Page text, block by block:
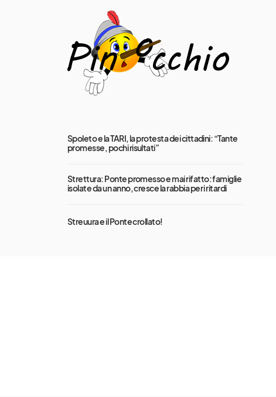
Spoleto e la TARI, la protesta dei cittadini: “Tante
promesse, pochi risultati”
Strettura: Ponte promesso e mai rifatto: famiglie
isolate da un anno, cresce la rabbia per i ritardi
Streuura e il Ponte crollato!